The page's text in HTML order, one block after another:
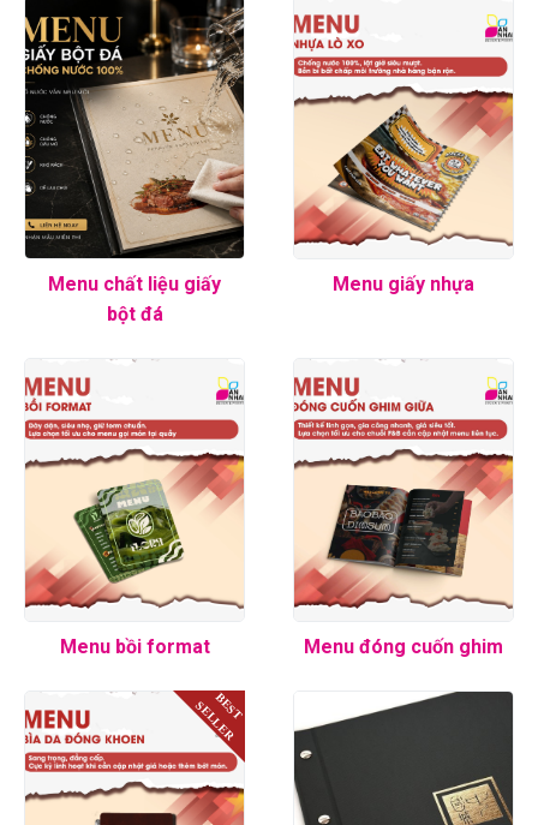
Menu chất liệu giấy
bột đá
Menu giấy nhựa
Menu bồi format Menu đóng cuốn ghim
BEST
SELLER